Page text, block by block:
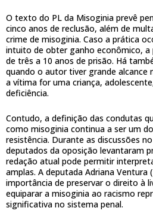
O texto do PL da Misoginia prevê
cinco anos de reclusão, além de
crime de misoginia. Caso a prática
intuito de obter ganho econômico, a
de três a 10 anos de prisão. Há
quando o autor tiver grande alcance
a vítima for uma criança,
deficiência.
Contudo, a definição das condutas
como misoginia continua a ser um
resistência. Durante as discussões
deputados da oposição levantaram
redação atual pode permitir
amplas. A deputada Adriana Ventura
importância de preservar o direito à
equiparar a misoginia ao racismo
significativa no sistema penal.